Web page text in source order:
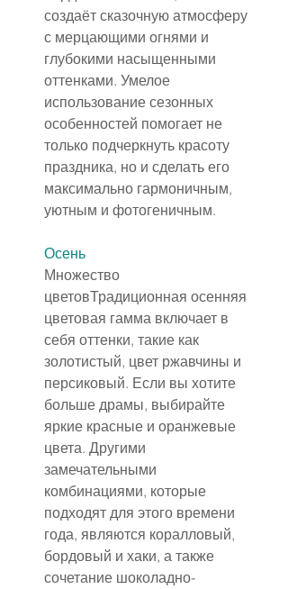
создаёт сказочную атмосферу
с мерцающими огнями и
глубокими насыщенными
оттенками. Умелое
использование сезонных
особенностей помогает не
только подчеркнуть красоту
праздника, но и сделать его
максимально гармоничным,
уютным и фотогеничным.
Осень
Множество
цветовТрадиционная осенняя
цветовая гамма включает в
себя оттенки, такие как
золотистый, цвет ржавчины и
персиковый. Если вы хотите
больше драмы, выбирайте
яркие красные и оранжевые
цвета. Другими
замечательными
комбинациями, которые
подходят для этого времени
года, являются коралловый,
бордовый и хаки, а также
сочетание шоколадно-